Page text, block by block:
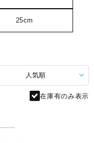
25cm
在庫有のみ表示